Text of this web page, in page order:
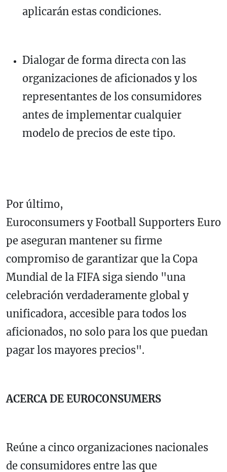
aplicarán estas condiciones.
Dialogar de forma directa con las
organizaciones de aficionados y los
representantes de los consumidores
antes de implementar cualquier
modelo de precios de este tipo.
Por último,
Euroconsumers y Football Supporters Euro
pe aseguran mantener su firme
compromiso de garantizar que la Copa
Mundial de la FIFA siga siendo "una
celebración verdaderamente global y
unificadora, accesible para todos los
aficionados, no solo para los que puedan
pagar los mayores precios".
ACERCA DE EUROCONSUMERS
Reúne a cinco organizaciones nacionales
de consumidores entre las que